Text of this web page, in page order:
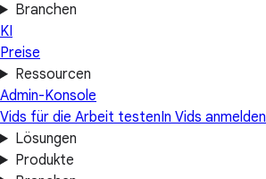
Branchen
KI
Preise
Ressourcen
Admin-Konsole
Vids für die Arbeit testenIn Vids anmelden
Lösungen
Produkte